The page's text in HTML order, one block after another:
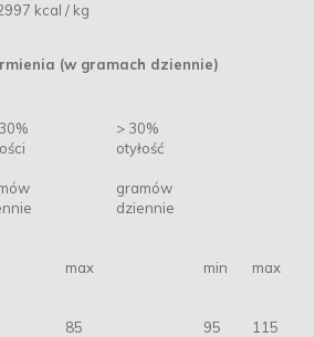
kcal / kg
(w gramach dziennie)
> 30%
otyłość
gramów
dziennie
max min max
85 95 115